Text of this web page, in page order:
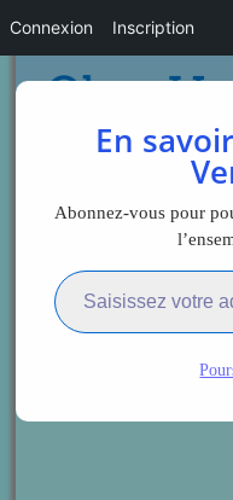
En
Abonnez-vous pour
Saisissez votre adresse e-mail…
Connexion Inscription